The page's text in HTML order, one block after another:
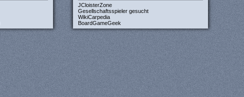
JCloisterZone
Gesellschaftsspieler gesucht
WikiCarpedia
BoardGameGeek